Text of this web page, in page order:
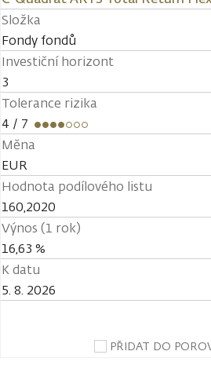
Složka
Fondy fondů
Investiční horizont
3
Tolerance rizika
4 / 7
Měna
EUR
Hodnota podílového listu
160,2020
Výnos (1 rok)
16,63 %
K datu
5. 8. 2026
PŘIDAT DO